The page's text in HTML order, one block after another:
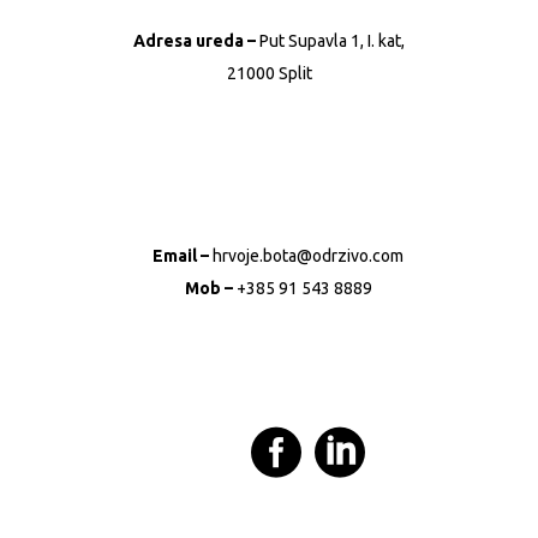
Adresa ureda –Put Supavla 1, I. kat,
21000 Split
Email – hrvoje.bota@odrzivo.com
Mob –+385 91 543 8889